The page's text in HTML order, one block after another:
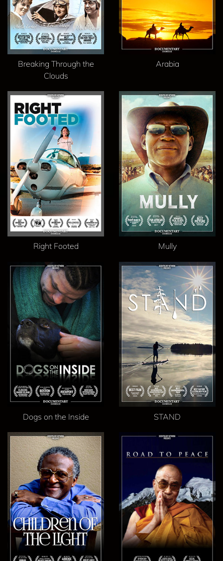
Breaking Through the
Clouds
Arabia
Right Footed Mully
Dogs on the Inside STAND